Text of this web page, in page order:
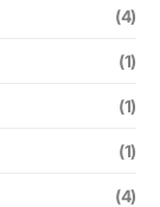
(4)
(1)
(1)
(1)
(4)